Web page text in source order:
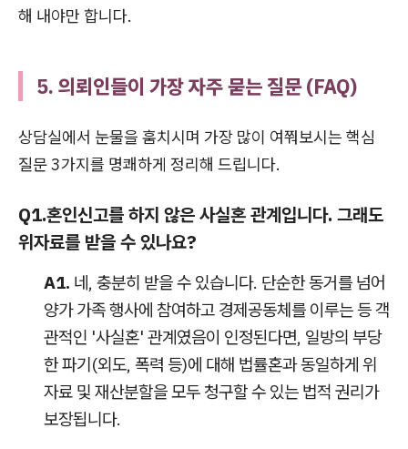
해 내야만 합니다.
5. 의뢰인들이 가장 자주 묻는 질문 (FAQ)
상담실에서 눈물을 훔치시며 가장 많이 여쭤보시는 핵심
질문 3가지를 명쾌하게 정리해 드립니다.
Q1.혼인신고를 하지 않은 사실혼 관계입니다. 그래도
위자료를 받을 수 있나요?
A1. 네, 충분히 받을 수 있습니다. 단순한 동거를 넘어
양가 가족 행사에 참여하고 경제공동체를 이루는 등 객
관적인 '사실혼' 관계였음이 인정된다면, 일방의 부당
한 파기(외도, 폭력 등)에 대해 법률혼과 동일하게 위
자료 및 재산분할을 모두 청구할 수 있는 법적 권리가
보장됩니다.